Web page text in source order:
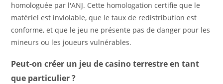
homologuée par l'ANJ. Cette homologation certifie que le
matériel est inviolable, que le taux de redistribution est
conforme, et que le jeu ne présente pas de danger pour les
mineurs ou les joueurs vulnérables.
Peut-on créer un jeu de casino terrestre en tant
que particulier ?